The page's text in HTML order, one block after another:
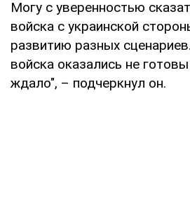
Могу с уверенностью
войска с украинской
развитию разных
войска оказались не
ждало", – подчеркнул он.